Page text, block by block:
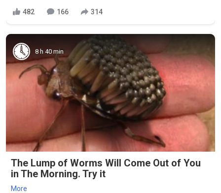
482 166 314
8 h 40 min
The Lump of Worms Will Come Out of You
in The Morning. Try it
More